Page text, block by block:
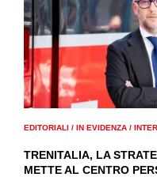
EDITORIALI / IN EVIDENZA /
TRENITALIA, LA
METTE AL CENTRO